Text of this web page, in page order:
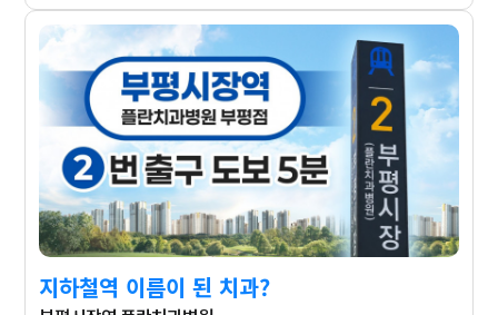
지하철역 이름이 된 치과?